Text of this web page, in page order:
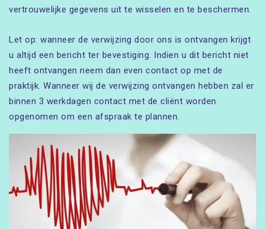
vertrouwelijke gegevens uit te wisselen en te beschermen.
Let op: wanneer de verwijzing door ons is ontvangen krijgt
u altijd een bericht ter bevestiging. Indien u dit bericht niet
heeft ontvangen neem dan even contact op met de
praktijk. Wanneer wij de verwijzing ontvangen hebben zal er
binnen 3 werkdagen contact met de cliënt worden
opgenomen om een afspraak te plannen.